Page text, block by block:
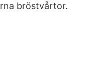
bröstvårtor.